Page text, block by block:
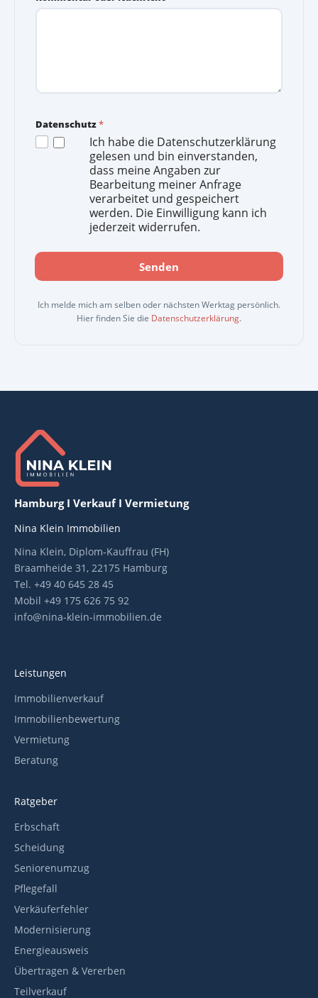
Datenschutz*
Ich habe die Datenschutzerklärung
gelesen und bin einverstanden,
dass meine Angaben zur
Bearbeitung meiner Anfrage
verarbeitet und gespeichert
werden. Die Einwilligung kann ich
jederzeit widerrufen.
Senden
Ich melde mich am selben oder nächsten Werktag persönlich.
Hier finden Sie die Datenschutzerklärung.
Hamburg I Verkauf I Vermietung
Nina Klein Immobilien
Nina Klein, Diplom-Kauffrau (FH)
Braamheide 31, 22175 Hamburg
Tel. +49 40 645 28 45
Mobil +49 175 626 75 92
info@nina-klein-immobilien.de
Leistungen
Immobilienverkauf
Immobilienbewertung
Vermietung
Beratung
Ratgeber
Erbschaft
Scheidung
Seniorenumzug
Pflegefall
Verkäuferfehler
Modernisierung
Energieausweis
Übertragen & Vererben
Teilverkauf